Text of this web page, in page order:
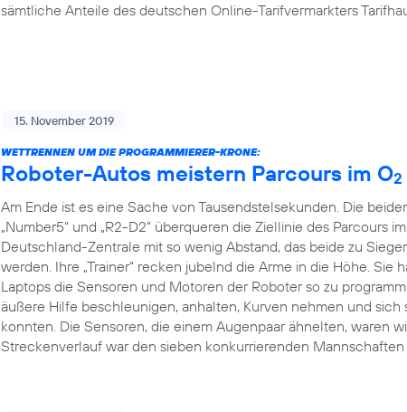
sämtliche Anteile des deutschen Online-Tarifvermarkters
15. November 2019
WETTRENNEN UM DIE PROGRAMMIERER-KRONE:
Roboter-Autos meistern Parcours im O2
Am Ende ist es eine Sache von Tausendstelsekunden. Die
„Number5“ und „R2-D2“ überqueren die Ziellinie des Parcours
Deutschland-Zentrale mit so wenig Abstand, das beide zu
werden. Ihre „Trainer“ recken jubelnd die Arme in die Höhe. Sie
Laptops die Sensoren und Motoren der Roboter so zu
äußere Hilfe beschleunigen, anhalten, Kurven nehmen und
konnten. Die Sensoren, die einem Augenpaar ähnelten, waren
Streckenverlauf war den sieben konkurrierenden Mannschaften